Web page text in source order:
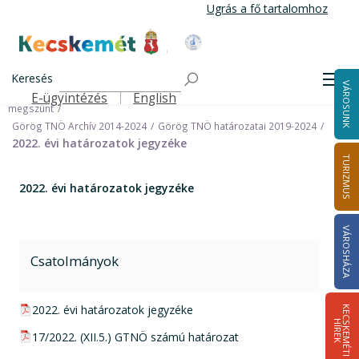
tartalomra
Ugrás a fő tartalomhoz
Kecskemét Város Honlapja
Keresés
Felső navigáció
E-ügyintézés English VÁROSUNK
TURIZMUS
VÁROSHÁZA
K
E
C
S
K
E
M
É
T
I
HÍ
R
E
K
Önkormányzat
Nemzetiségi Önkormányzatok
Görög Települési Nemzetiségi Önkormányzat (Archív) 2024.09.30-án
megszünt
Görög TNÖ Archív 2014-2024
Görög TNÖ határozatai 2019-2024
2022. évi határozatok jegyzéke
2022. évi határozatok jegyzéke
Csatolmányok
pdf csatolmány:
2022. évi határozatok jegyzéke
pdf csatolmány:
17/2022. (XII.5.) GTNÖ számú határozat